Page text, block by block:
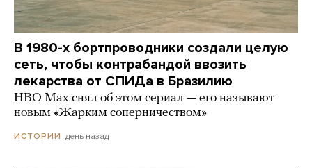
В 1980-х бортпроводники создали целую
сеть, чтобы контрабандой ввозить
лекарства от СПИДа в Бразилию
HBO Max снял об этом сериал — его называют
новым «Жарким соперничеством»
ИСТОРИИ день назад